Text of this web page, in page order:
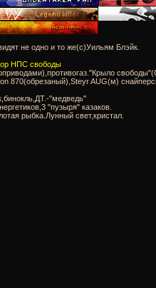
не одно и то же(с)Уильям Блэйк.
НПС свободы
870(обрезаный),Steyr AUG(м)
"медведь"
"пузыря" казаков.
рыбка.Лунный свет,кристал.